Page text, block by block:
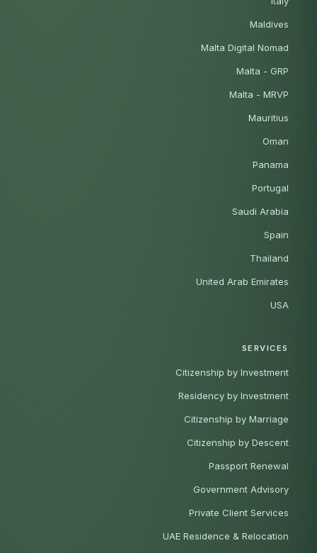
Maldives
Malta Digital Nomad
Malta - GRP
Malta - MRVP
Mauritius
Oman
Panama
Portugal
Saudi Arabia
Spain
Thailand
United Arab Emirates
USA
SERVICES
Citizenship by Investment
Residency by Investment
Citizenship by Marriage
Citizenship by Descent
Passport Renewal
Government Advisory
Private Client Services
UAE Residence & Relocation